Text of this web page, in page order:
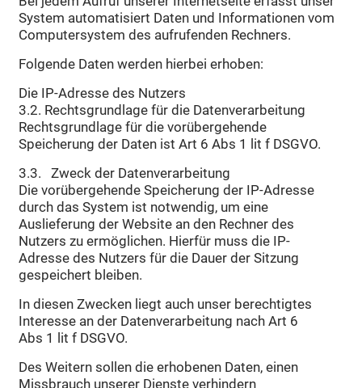
System automatisiert Daten und Informationen vom
Computersystem des aufrufenden Rechners.
Folgende Daten werden hierbei erhoben:
Die IP-Adresse des Nutzers
3.2. Rechtsgrundlage für die Datenverarbeitung
Rechtsgrundlage für die vorübergehende
Speicherung der Daten ist Art 6 Abs 1 lit f DSGVO.
3.3. Zweck der Datenverarbeitung
Die vorübergehende Speicherung der IP-Adresse
durch das System ist notwendig, um eine
Auslieferung der Website an den Rechner des
Nutzers zu ermöglichen. Hierfür muss die IP-
Adresse des Nutzers für die Dauer der Sitzung
gespeichert bleiben.
In diesen Zwecken liegt auch unser berechtigtes
Interesse an der Datenverarbeitung nach Art 6
Abs 1 lit f DSGVO.
Des Weitern sollen die erhobenen Daten, einen
Missbrauch unserer Dienste verhindern